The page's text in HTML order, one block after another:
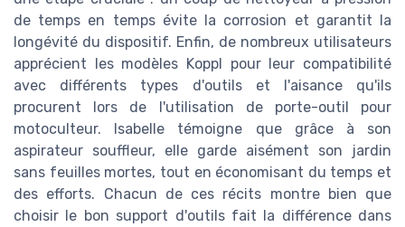
de temps en temps évite la corrosion et garantit la
longévité du dispositif. Enfin, de nombreux utilisateurs
apprécient les modèles Koppl pour leur compatibilité
avec différents types d'outils et l'aisance qu'ils
procurent lors de l'utilisation de porte-outil pour
motoculteur. Isabelle témoigne que grâce à son
aspirateur souffleur, elle garde aisément son jardin
sans feuilles mortes, tout en économisant du temps et
des efforts. Chacun de ces récits montre bien que
choisir le bon support d'outils fait la différence dans